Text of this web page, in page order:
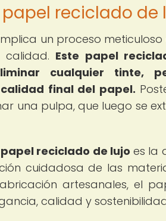
reciclado de
un proceso
Este papel
cualquier tinte,
final del papel.
una pulpa, que luego se
papel reciclado de lujo es la
cuidadosa de las
artesanales, el
calidad y